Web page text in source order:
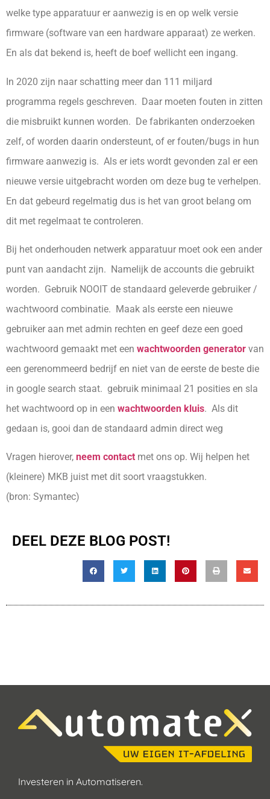
welke type apparatuur er aanwezig is en op welk versie
firmware (software van een hardware apparaat) ze werken.
En als dat bekend is, heeft de boef wellicht een ingang.
In 2020 zijn naar schatting meer dan 111 miljard
programma regels geschreven. Daar moeten fouten in zitten
die misbruikt kunnen worden. De fabrikanten onderzoeken
zelf, of worden daarin ondersteunt, of er fouten/bugs in hun
firmware aanwezig is. Als er iets wordt gevonden zal er een
nieuwe versie uitgebracht worden om deze bug te verhelpen.
En dat gebeurd regelmatig dus is het van groot belang om
dit met regelmaat te controleren.
Bij het onderhouden netwerk apparatuur moet ook een ander
punt van aandacht zijn. Namelijk de accounts die gebruikt
worden. Gebruik NOOIT de standaard geleverde gebruiker /
wachtwoord combinatie. Maak als eerste een nieuwe
gebruiker aan met admin rechten en geef deze een goed
wachtwoord gemaakt met een wachtwoorden generator van
een gerenommeerd bedrijf en niet van de eerste de beste die
in google search staat. gebruik minimaal 21 posities en sla
het wachtwoord op in een wachtwoorden kluis. Als dit
gedaan is, gooi dan de standaard admin direct weg
Vragen hierover, neem contact met ons op. Wij helpen het
(kleinere) MKB juist met dit soort vraagstukken.
(bron: Symantec)
DEEL DEZE BLOG POST!
Investeren in Automatiseren.